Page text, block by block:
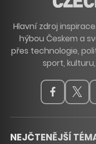
Hlavní zdroj
hýbou Českem a
přes technologie,
sport,
NEJČTENĚJŠÍ